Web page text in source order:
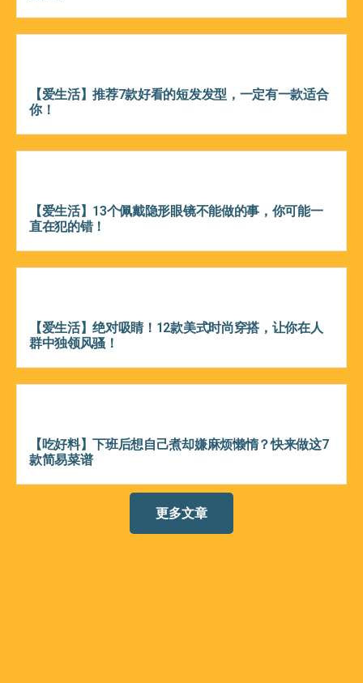
【爱生活】推荐7款好看的短发发型，一定有一款适合
你！
【爱生活】13个佩戴隐形眼镜不能做的事，你可能一
直在犯的错！
【爱生活】绝对吸睛！12款美式时尚穿搭，让你在人
群中独领风骚！
【吃好料】下班后想自己煮却嫌麻烦懒惰？快来做这7
款简易菜谱
更多文章